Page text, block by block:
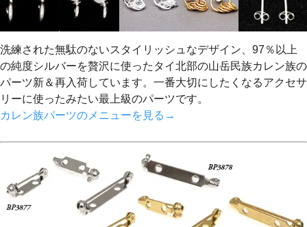
洗練された無駄のないスタイリッシュなデザイン、97％以上
の純度シルバーを贅沢に使ったタイ北部の山岳民族カレン族の
パーツ新＆再入荷しています。一番大切にしたくなるアクセサ
リーに使ったみたい最上級のパーツです。
カレン族パーツのメニューを見る→